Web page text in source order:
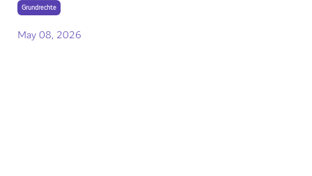
Grundrechte
May 08, 2026